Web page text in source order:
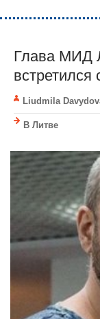
Глава МИД
встретился
Liudmila
В Литве